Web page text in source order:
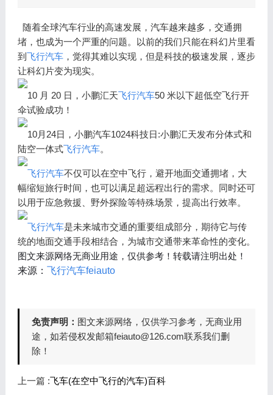
随着全球汽车行业的高速发展，汽车越来越多，交通拥
堵，也成为一个严重的问题。以前的我们只能在科幻片里看
到 飞行汽车，觉得其难以实现，但是科技的极速发展，逐步
让科幻片变为现实。
10 月 20 日，小鹏汇天飞行汽车50 米以下超低空飞行开
伞试验成功！
10月 24日，小鹏汽车1024科技日:小鹏汇天发布分体式和
陆空一体式飞行汽车。
飞行汽车不仅可以在空中飞行，避开地面交通拥堵，大
幅缩短旅行时间，也可以满足超远程出行的需求。同时还可
以用于应急救援、野外探险等特殊场景，提高出行效率。
飞行汽车是未来城市交通的重要组成部分，期待它与传
统的地面交通手段相结合，为城市交通带来革命性的变化。
图文来源网络无商业用途，仅供参考！ 转载请注明出处！
来源： 飞行汽车feiauto
免责声明： 图文来源网络，仅供学习参考，无商业用
途，如若侵权发邮箱feiauto@126.com联系我们删
除！
上一篇 :飞车(在空中飞行的汽车)百科